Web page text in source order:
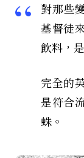
對那些
基督徒
飲料，
完全的
是符合
蛛。